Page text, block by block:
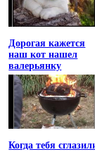
Дорогая кажется
наш кот нашел
валерьянку
Когда тебя